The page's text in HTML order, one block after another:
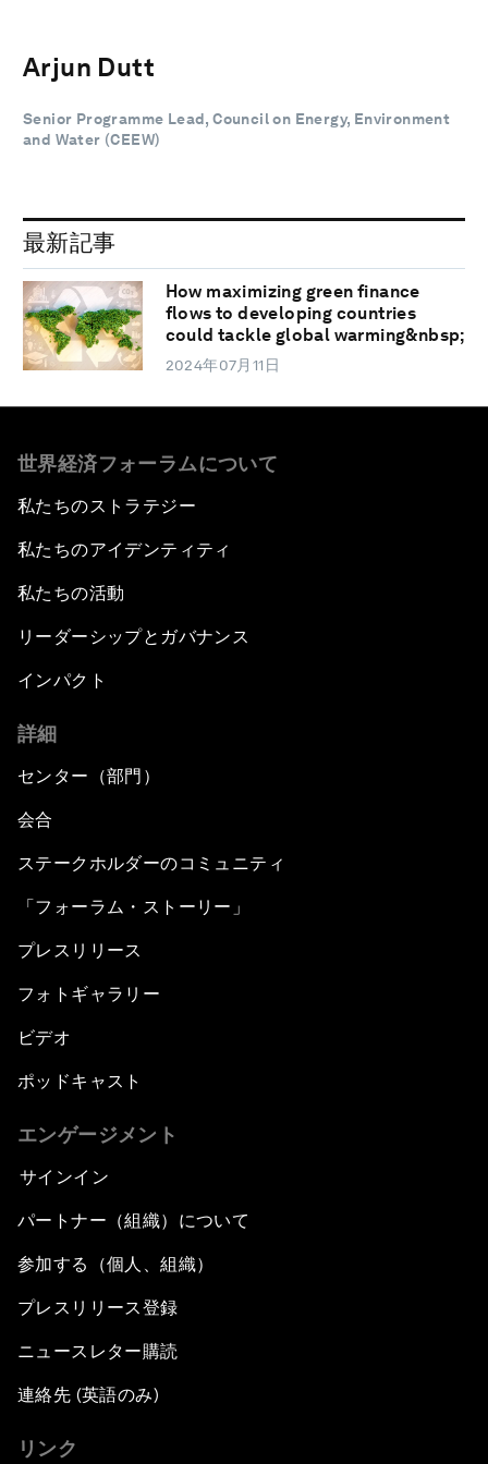
Arjun Dutt
Senior Programme Lead, Council on Energy, Environment
and Water (CEEW)
最新記事
How maximizing green finance
flows to developing countries
could tackle global warming&nbsp;
2024年07月11日
世界経済フォーラムについて
私たちのストラテジー
私たちのアイデンティティ
私たちの活動
リーダーシップとガバナンス
インパクト
詳細
センター（部門）
会合
ステークホルダーのコミュニティ
「フォーラム・ストーリー」
プレスリリース
フォトギャラリー
ビデオ
ポッドキャスト
エンゲージメント
サインイン
パートナー（組織）について
参加する（個人、組織）
プレスリリース登録
ニュースレター購読
連絡先 (英語のみ)
リンク